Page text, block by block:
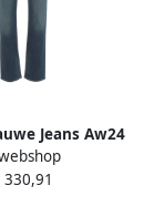
Jeans Aw24
Heren
330,91